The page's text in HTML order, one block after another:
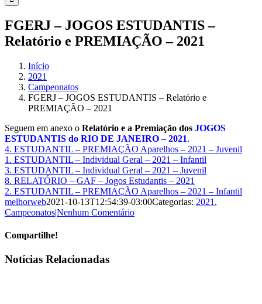
FGERJ – JOGOS ESTUDANTIS –
Relatório e PREMIAÇÃO – 2021
Início
2021
Campeonatos
FGERJ – JOGOS ESTUDANTIS – Relatório e
PREMIAÇÃO – 2021
Seguem em anexo o Relatório e a Premiação dos JOGOS
ESTUDANTIS do RIO DE JANEIRO – 2021.
4. ESTUDANTIL – PREMIAÇÃO Aparelhos – 2021 – Juvenil
1. ESTUDANTIL – Individual Geral – 2021 – Infantil
3. ESTUDANTIL – Individual Geral – 2021 – Juvenil
8. RELATÓRIO – GAF – Jogos Estudantis – 2021
2. ESTUDANTIL – PREMIAÇÃO Aparelhos – 2021 – Infantil
melhorweb2021-10-13T12:54:39-03:00Categorias: 2021 ,
Campeonatos|Nenhum Comentário
Compartilhe!
Facebook
X
WhatsApp
E-
Notícias Relacionadas